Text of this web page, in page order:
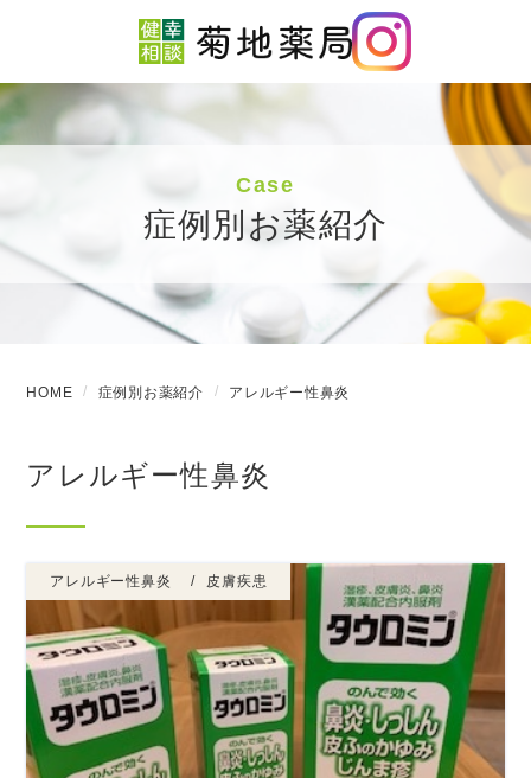
Case
症例別お薬紹介
HOME 症例別お薬紹介 アレルギー性鼻炎
アレルギー性鼻炎
アレルギー性鼻炎 皮膚疾患